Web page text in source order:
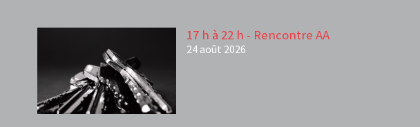
17 h à 22 h - Rencontre AA
24 août 2026